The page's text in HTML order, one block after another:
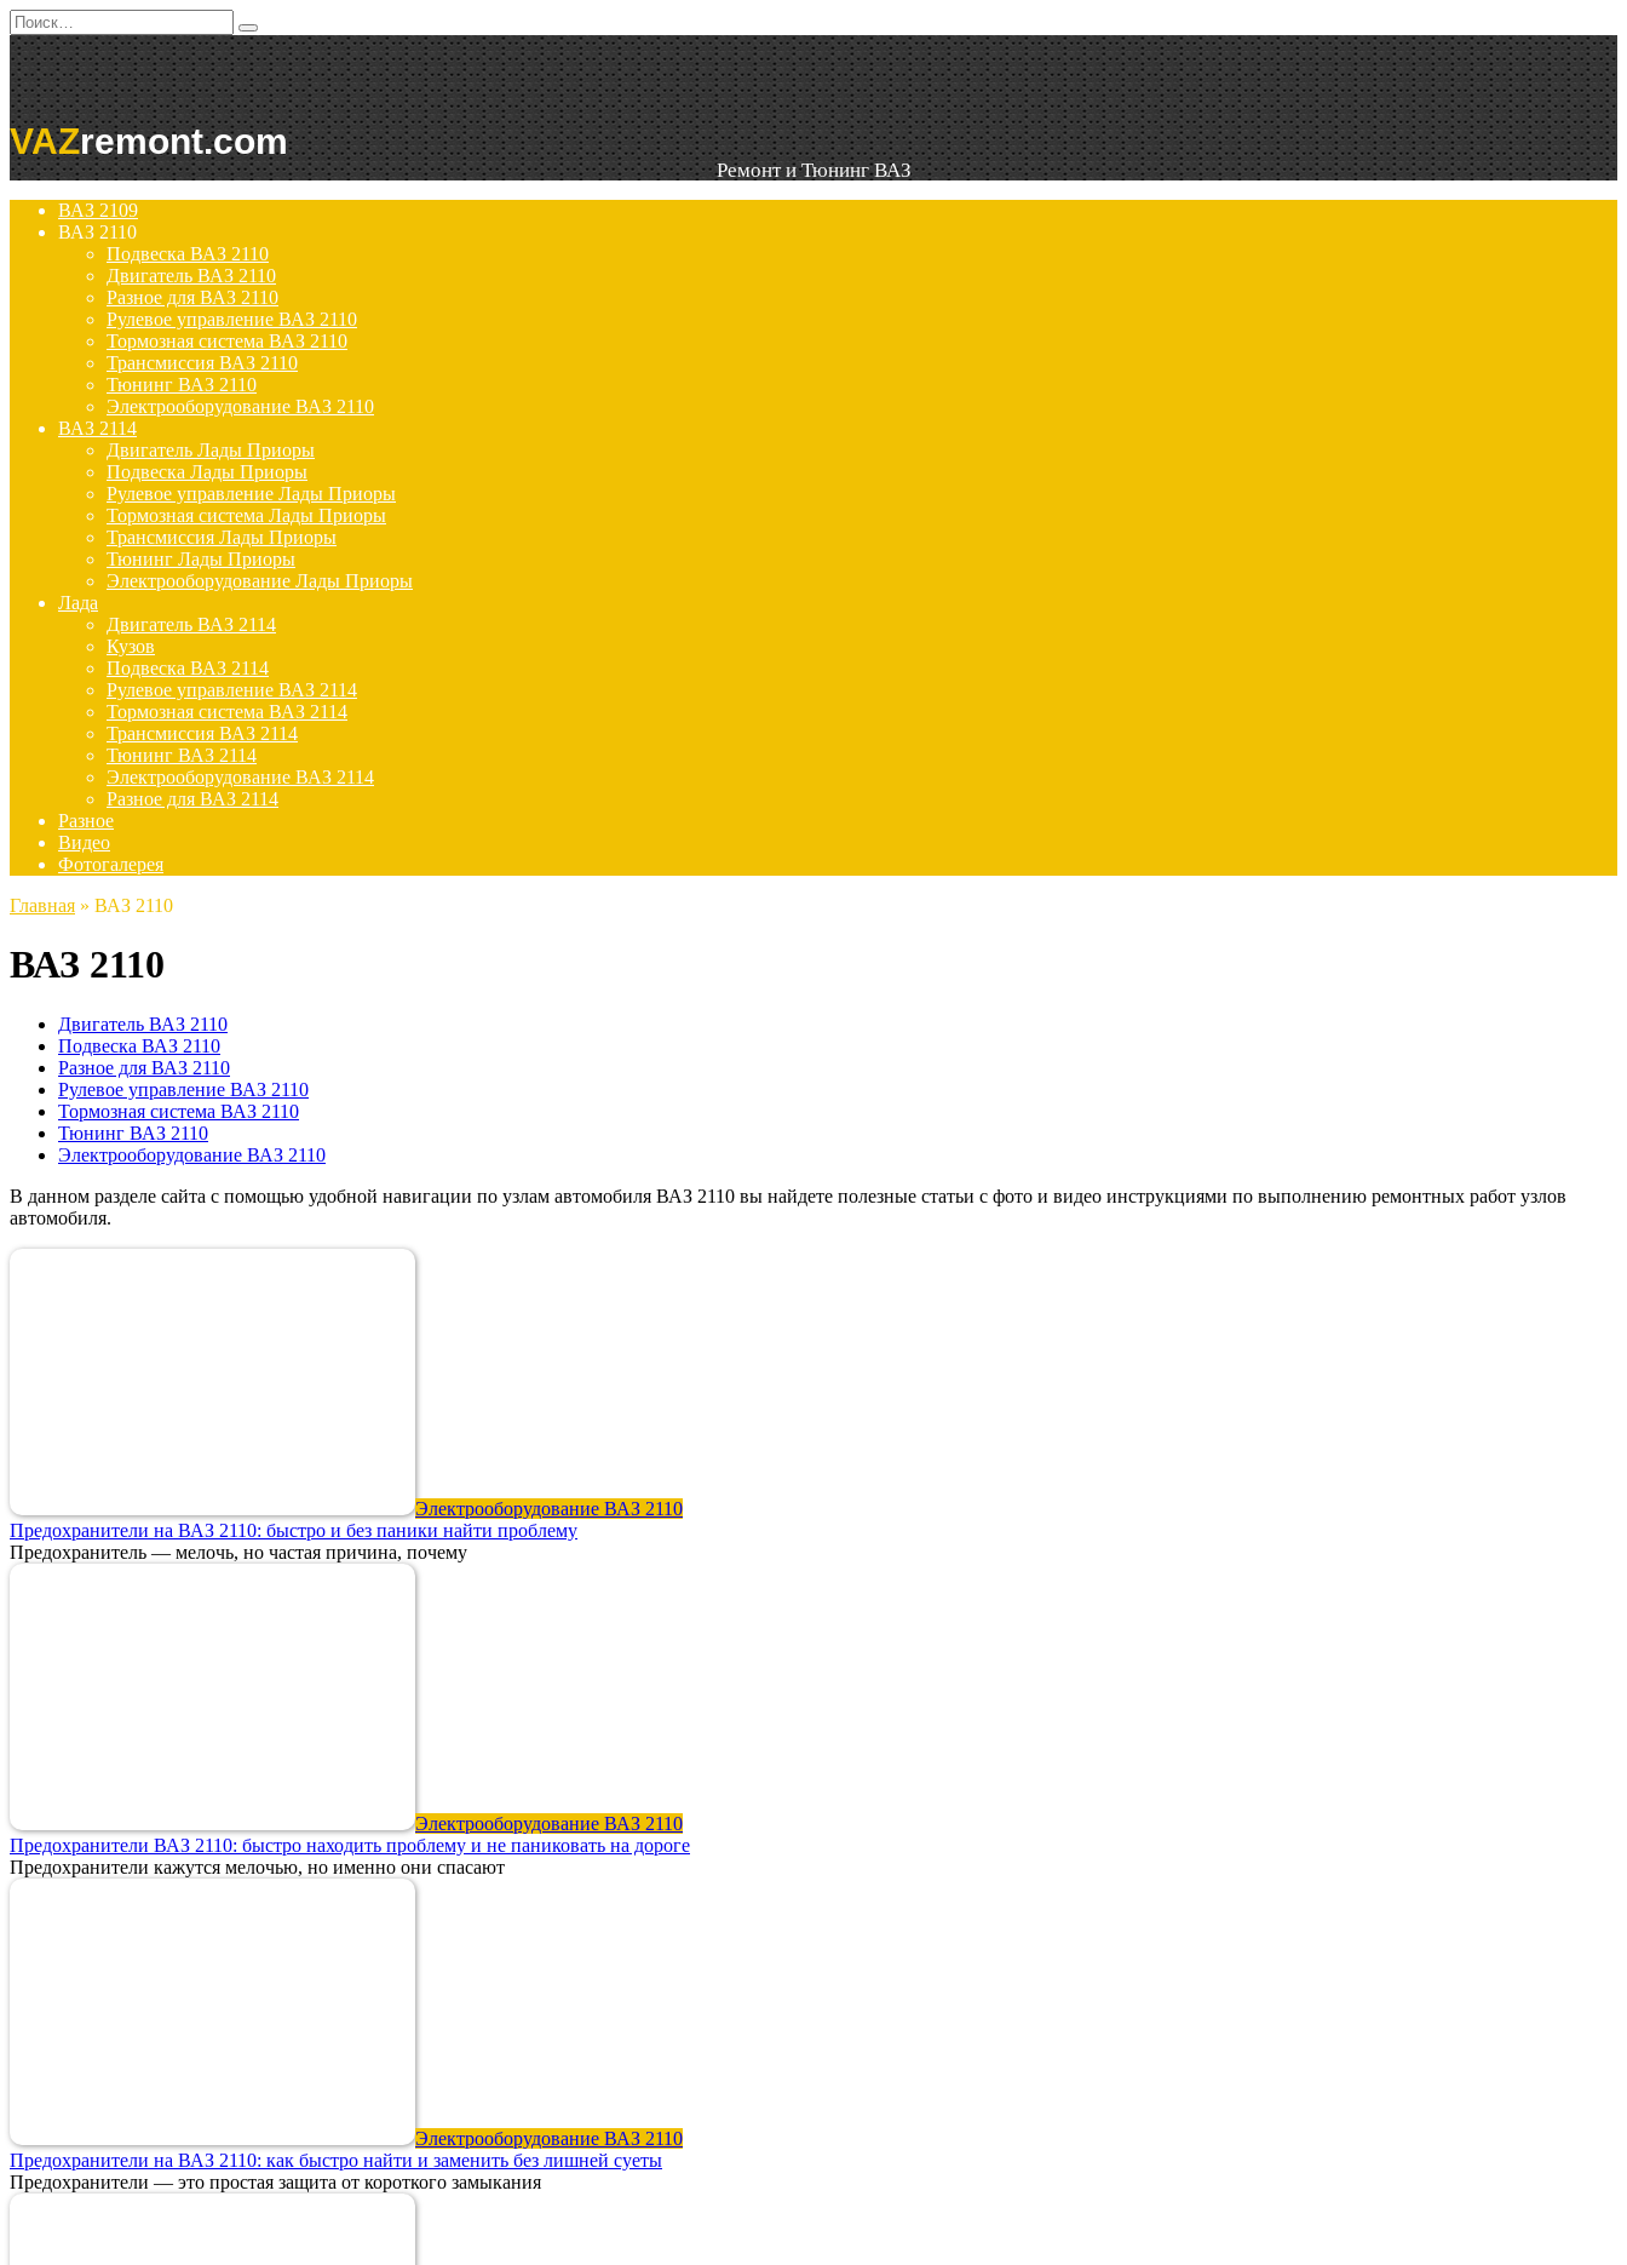
Перейти
к
содержанию
Search
for:
VAZremont.com
Ремонт и Тюнинг ВАЗ
ВАЗ 2109
ВАЗ 2110
Подвеска ВАЗ 2110
Двигатель ВАЗ 2110
Разное для ВАЗ 2110
Рулевое управление ВАЗ 2110
Тормозная система ВАЗ 2110
Трансмиссия ВАЗ 2110
Тюнинг ВАЗ 2110
Электрооборудование ВАЗ 2110
ВАЗ 2114
Двигатель Лады Приоры
Подвеска Лады Приоры
Рулевое управление Лады Приоры
Тормозная система Лады Приоры
Трансмиссия Лады Приоры
Тюнинг Лады Приоры
Электрооборудование Лады Приоры
Лада
Двигатель ВАЗ 2114
Кузов
Подвеска ВАЗ 2114
Рулевое управление ВАЗ 2114
Тормозная система ВАЗ 2114
Трансмиссия ВАЗ 2114
Тюнинг ВАЗ 2114
Электрооборудование ВАЗ 2114
Разное для ВАЗ 2114
Разное
Видео
Фотогалерея
Главная » ВАЗ 2110
ВАЗ 2110
Двигатель ВАЗ 2110
Подвеска ВАЗ 2110
Разное для ВАЗ 2110
Рулевое управление ВАЗ 2110
Тормозная система ВАЗ 2110
Тюнинг ВАЗ 2110
Электрооборудование ВАЗ 2110
В данном разделе сайта с помощью удобной навигации по узлам автомобиля ВАЗ 2110 вы найдете полезные статьи с фото и видео инструкциями по выполнению ремонтных работ узлов
автомобиля.
Электрооборудование ВАЗ 2110
Предохранители на ВАЗ 2110: быстро и без паники найти проблему
Предохранитель — мелочь, но частая причина, почему
Электрооборудование ВАЗ 2110
Предохранители ВАЗ 2110: быстро находить проблему и не паниковать на дороге
Предохранители кажутся мелочью, но именно они спасают
Электрооборудование ВАЗ 2110
Предохранители на ВАЗ 2110: как быстро найти и заменить без лишней суеты
Предохранители — это простая защита от короткого замыкания